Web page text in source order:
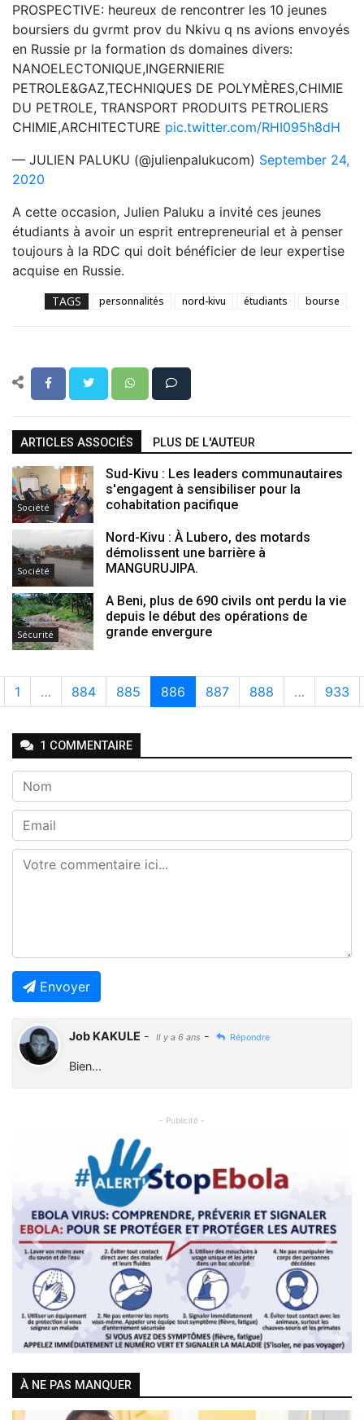
PROSPECTIVE: heureux de rencontrer les 10 jeunes
boursiers du gvrmt prov du Nkivu q ns avions envoyés
en Russie pr la formation ds domaines divers:
NANOELECTONIQUE,INGERNIERIE
PETROLE&GAZ,TECHNIQUES DE POLYMÈRES,CHIMIE
DU PETROLE, TRANSPORT PRODUITS PETROLIERS
CHIMIE,ARCHITECTURE pic.twitter.com/RHI095h8dH
— JULIEN PALUKU (@julienpalukucom) September 24,
2020
A cette occasion, Julien Paluku a invité ces jeunes
étudiants à avoir un esprit entrepreneurial et à penser
toujours à la RDC qui doit bénéficier de leur expertise
acquise en Russie.
TAGS personnalités nord-kivu étudiants bourse
ARTICLES ASSOCIÉS PLUS DE L'AUTEUR
Société
Sud-Kivu : Les leaders communautaires
s'engagent à sensibiliser pour la
cohabitation pacifique
Société
Nord-Kivu : À Lubero, des motards
démolissent une barrière à
MANGURUJIPA.
Sécurité
A Beni, plus de 690 civils ont perdu la vie
depuis le début des opérations de
grande envergure
1 … 884 885 886 887 888 … 933
1 COMMENTAIRE
Envoyer
Job KAKULE - Il y a 6 ans - Répondre
Bien...
- Publicité -
Previous Next
À NE PAS MANQUER